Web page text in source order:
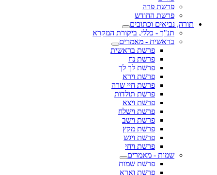
פרשת פרה
פרשת החודש
תורה, נביאים וכתובים
תנ"ך - כללי, ביקורת המקרא
בראשית - מאמרים
פרשת בראשית
פרשת נח
פרשת לך לך
פרשת וירא
פרשת חיי שרה
פרשת תולדות
פרשת ויצא
פרשת וישלח
פרשת וישב
פרשת מקץ
פרשת ויגש
פרשת ויחי
שמות - מאמרים
פרשת שמות
פרשת וארא